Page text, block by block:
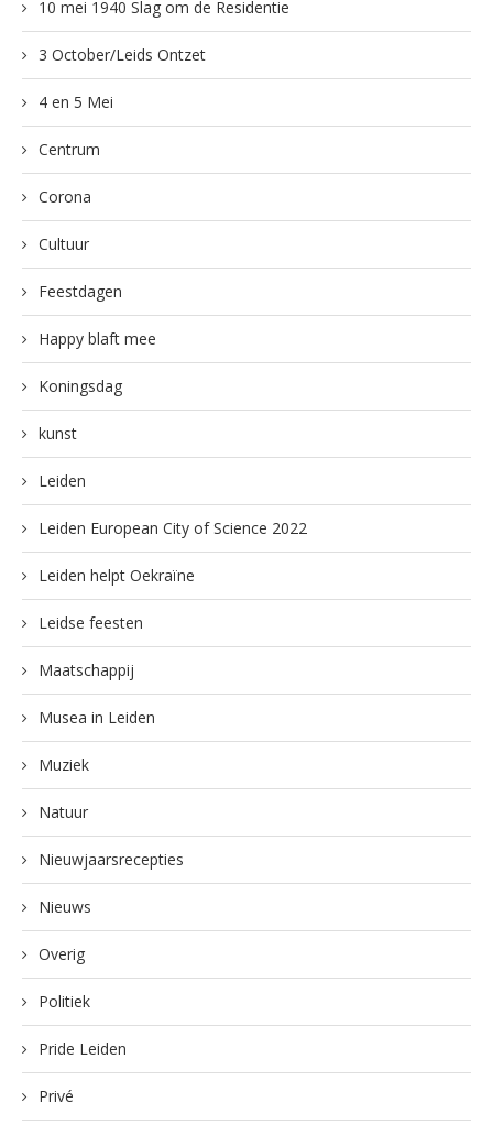
10 mei 1940 Slag om de Residentie
3 October/Leids Ontzet
4 en 5 Mei
Centrum
Corona
Cultuur
Feestdagen
Happy blaft mee
Koningsdag
kunst
Leiden
Leiden European City of Science 2022
Leiden helpt Oekraïne
Leidse feesten
Maatschappij
Musea in Leiden
Muziek
Natuur
Nieuwjaarsrecepties
Nieuws
Overig
Politiek
Pride Leiden
Privé